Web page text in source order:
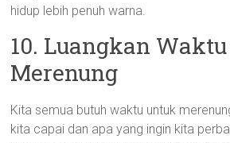
hidup lebih penuh warna.
10. Luangkan
Merenung
Kita semua butuh waktu untuk
kita capai dan apa yang ingin kita